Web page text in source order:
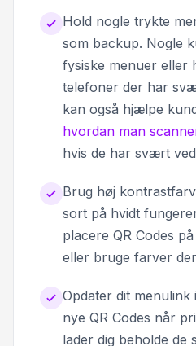
Hold nogle trykte
som backup. Nogle
fysiske menuer eller
telefoner der har
kan også hjælpe
hvordan man
hvis de har svært
Brug høj
sort på hvidt
placere QR Codes
eller bruge farver
Opdater dit menulink
nye QR Codes når
lader dig beholde de